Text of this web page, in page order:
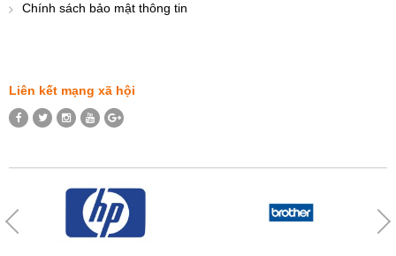
Chính sách bảo mật thông tin
Liên kết mạng xã hội